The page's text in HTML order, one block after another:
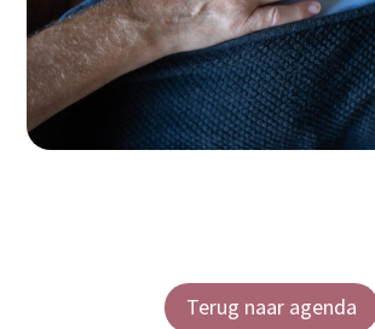
Terug naar agenda